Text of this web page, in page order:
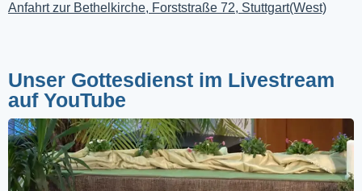
Anfahrt zur Bethelkirche, Forststraße 72, Stuttgart(West)
Unser Gottesdienst im Livestream
auf YouTube